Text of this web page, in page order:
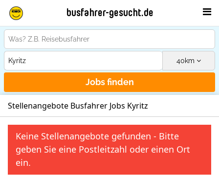
busfahrer-gesucht.de
40km
Jobs finden
Stellenangebote Busfahrer Jobs Kyritz
Keine Stellenangebote gefunden - Bitte
geben Sie eine Postleitzahl oder einen Ort
ein.